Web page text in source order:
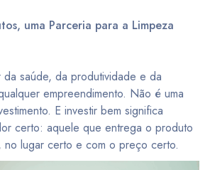
uma Parceria para a Limpeza
saúde, da produtividade e da
empreendimento. Não é uma
E investir bem significa
certo: aquele que entrega o produto
no lugar certo e com o preço certo.